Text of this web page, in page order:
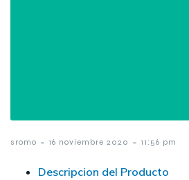
sromo - 16 noviembre 2020 - 11:56 pm
Descripcion del Producto